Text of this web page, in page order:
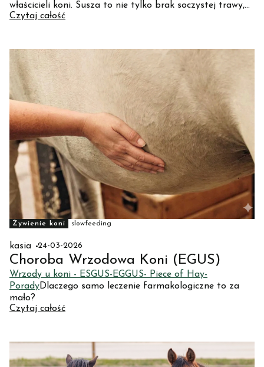
właścicieli koni. Susza to nie tylko brak soczystej trawy,
ale przede wszystkim wyzwanie logistyczne i zdrowotne.
Czytaj całość
Żywienie koni slowfeeding
kasia 24-03-2026
Choroba Wrzodowa Koni (EGUS)
Wrzody u koni - ESGUS-EGGUS- Piece of Hay-
PoradyDlaczego samo leczenie farmakologiczne to za
mało?
Czytaj całość